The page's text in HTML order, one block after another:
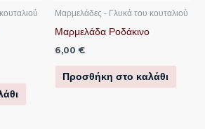
Μαρμελάδες - Γλυκά του κουταλιού
Μαρμελάδα Ροδάκινο
6,00 €
Προσθήκη στο καλάθι